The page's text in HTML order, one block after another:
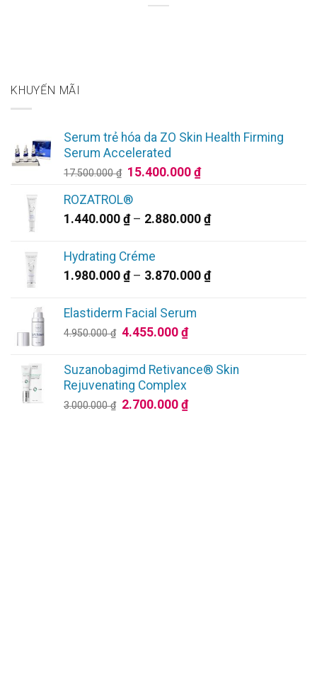
KHUYẾN MÃI
Serum trẻ hóa da ZO Skin Health Firming
Serum Accelerated
17.500.000₫ Giá
là:
17.500.000 ₫.
15.400.000₫Giá
là:
ROZATROL®
1.440.000 ₫ – 2.880.000 ₫Khoảng
Hydrating Créme
1.980.000 ₫ – 3.870.000 ₫Khoảng
Elastiderm Facial Serum
4.950.000₫ Giá
là:
4.950.000 ₫.
4.455.000₫Giá
tại
Suzanobagimd Retivance® Skin
Rejuvenating Complex
3.000.000₫ Giá
2.700.000₫Giá